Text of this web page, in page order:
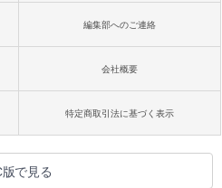
編集部へのご連絡
会社概要
特定商取引法に基づく表示
版で見る